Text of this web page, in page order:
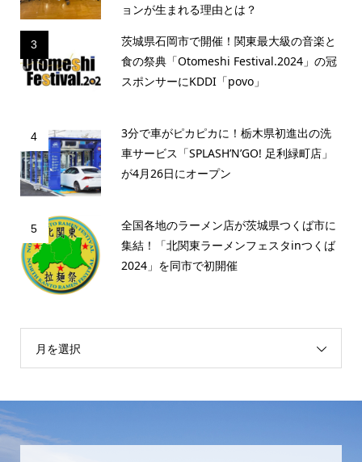
ョンが生まれる理由とは？
3
茨城県石岡市で開催！関東最大級の音楽と
食の祭典「Otomeshi Festival.2024」の冠
スポンサーにKDDI「povo」
4
3分で車がピカピカに！栃木県初進出の洗
車サービス「SPLASH’N’GO! 足利緑町店」
が4月26日にオープン
5
全国各地のラーメン店が茨城県つくば市に
集結！「北関東ラーメンフェスタinつくば
2024」を同市で初開催
月を選択